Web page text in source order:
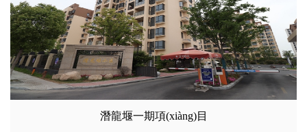
潛龍堰一期項(xiàng)目